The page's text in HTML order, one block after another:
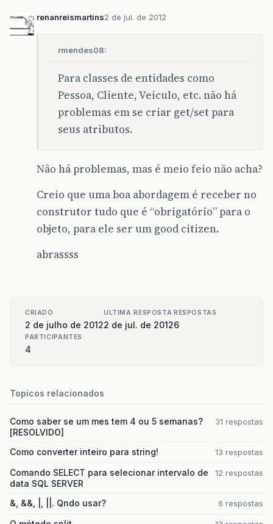
renanreismartins2 de jul. de 2012
rmendes08:
Para classes de entidades como
Pessoa, Cliente, Veiculo, etc. não há
problemas em se criar get/set para
seus atributos.
Não há problemas, mas é meio feio não acha?
Creio que uma boa abordagem é receber no
construtor tudo que é “obrigatório” para o
objeto, para ele ser um good citizen.
abrassss
CRIADO
2 de julho de 2012
ULTIMA RESPOSTA
2 de jul. de 2012
RESPOSTAS
6
PARTICIPANTES
4
Topicos relacionados
Como saber se um mes tem 4 ou 5 semanas?
[RESOLVIDO]
31 respostas
Como converter inteiro para string! 13 respostas
Comando SELECT para selecionar intervalo de
data SQL SERVER
12 respostas
&, &&, |, ||. Qndo usar? 6 respostas